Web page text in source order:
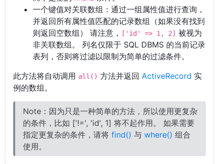
一个键值对关联数组：通过一组属性值进行查询，
并返回所有属性值匹配的记录数组（如果没有找到
则返回空数组） 请注意，
['id' => 1, 2] 被视为
非关联数组。 列名仅限于 SQL DBMS 的当前记录
表列，否则将过滤以限制为简单的过滤条件。
此方法将自动调用 all() 方法并返回 ActiveRecord 实
例的数组。
Note：因为只是一种简单的方法，所以使用更复杂
的条件，比如 ['!=', 'id', 1] 将不起作用。 如果需要
指定更复杂的条件，请将 find() 与 where() 组合
使用。